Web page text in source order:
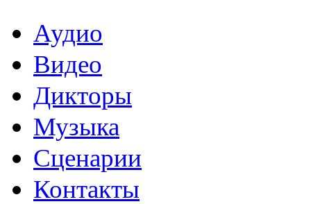
Аудио
Видео
Дикторы
Музыка
Сценарии
Контакты